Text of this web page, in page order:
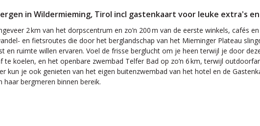
in Wildermieming, Tirol incl gastenkaart voor leuke extra's
2 km van het dorpscentrum en zo’n 200 m van de eerste winkels,
en fietsroutes die door het berglandschap van het Mieminger Plateau
en ruimte willen ervaren. Voel de frisse berglucht om je heen terwijl je door
koelen, en het openbare zwembad Telfer Bad op zo’n 6 km, terwijl
kun je ook genieten van het eigen buitenzwembad van het hotel en de
haar bergmeren binnen bereik.